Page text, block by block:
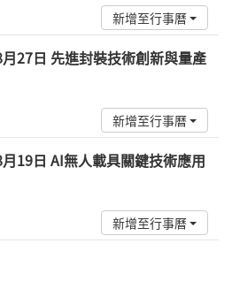
新增至行事曆
月27日 先進封裝技術創新與量產
新增至行事曆
月19日 AI無人載具關鍵技術應用
新增至行事曆